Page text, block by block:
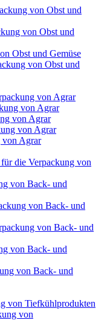
von Obst und
von Obst und
Obst und Gemüse
von Obst und
von Agrar
von Agrar
von Agrar
von Agrar
von Agrar
die Verpackung von
von Back- und
von Back- und
von Back- und
von Back- und
von Back- und
von Tiefkühlprodukten
von